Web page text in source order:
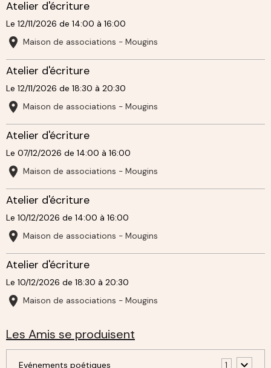
Atelier d'écriture
Le 12/11/2026 de 14:00 à 16:00
Maison de associations - Mougins
Atelier d'écriture
Le 12/11/2026 de 18:30 à 20:30
Maison de associations - Mougins
Atelier d'écriture
Le 07/12/2026 de 14:00 à 16:00
Maison de associations - Mougins
Atelier d'écriture
Le 10/12/2026 de 14:00 à 16:00
Maison de associations - Mougins
Atelier d'écriture
Le 10/12/2026 de 18:30 à 20:30
Maison de associations - Mougins
Les Amis se produisent
Evénements poétiques 1